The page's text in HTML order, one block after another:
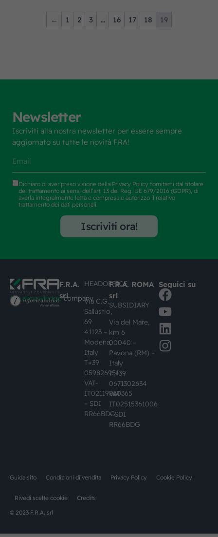
← 1 2 3 … 16 17 18 19
Newsletter
Iscriviti alla nostra newsletter per essere sempre
aggiornato su tutte le novità FRA!
Dichiaro di aver preso visione della Privacy Policy fornitami dal titolare
del trattamento ai sensi dell’art. 13 del Reg. UE 679/2016 (GDPR), di
averla integralmente letta e compresa e autorizzo il relativo
trattamento dei dati personali.
Iscriviti ora!
#busknowledgecompany
F.R.A.
srl
HEADOFFICE
Via C.G.
Sallustio,
69
41123 –
Modena,
Italy
T+39
059826951
VAT-
IT02119860365
– SDI
RR66BDG
F.R.A. ROMA
srl
SUBSIDIARY
Via del Mare,
km 6
00040 –
Pavona (RM) –
Italy
T +39
0671302634
VAT-
IT02515361006
– SDI
RR66BDG
Seguici su
© 2023 F.R.A. srl
Guida sito Condizioni di vendita Privacy Policy Cookie Policy
Rivedi scelte cookie Credits